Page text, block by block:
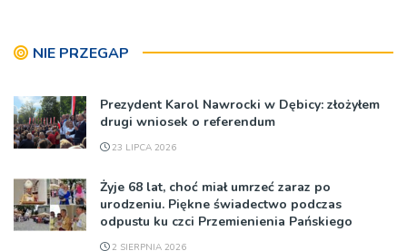
NIE PRZEGAP
Prezydent Karol Nawrocki w Dębicy: złożyłem
drugi wniosek o referendum
23 LIPCA 2026
Żyje 68 lat, choć miał umrzeć zaraz po
urodzeniu. Piękne świadectwo podczas
odpustu ku czci Przemienienia Pańskiego
2 SIERPNIA 2026